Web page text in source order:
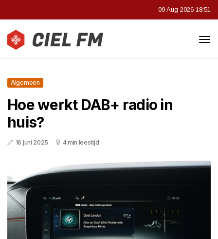
09 Aug 2026 18:51
Algemeen
Hoe werkt DAB+ radio in
huis?
16 juni 2025 4 min leestijd